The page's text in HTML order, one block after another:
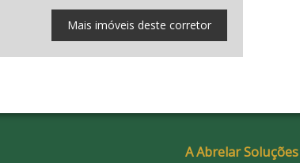
Mais imóveis deste corretor
A Abrelar